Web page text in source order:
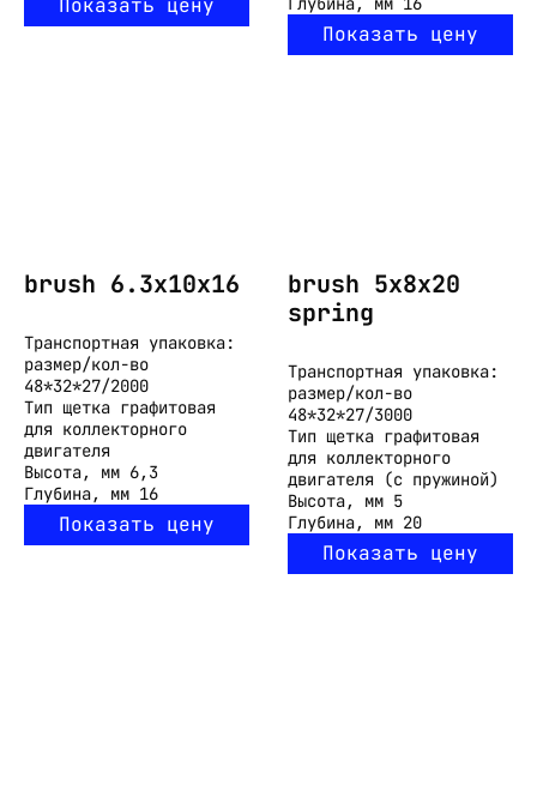
Показать цену
Показать цену
brush 6.3x10x16
Транспортная упаковка:
размер/кол-во
48*32*27/2000
Тип щетка графитовая
для коллекторного
двигателя
Высота, мм 6,3
Глубина, мм 16
Показать цену
brush 5x8x20
spring
Транспортная упаковка:
размер/кол-во
48*32*27/3000
Тип щетка графитовая
для коллекторного
двигателя (с пружиной)
Высота, мм 5
Глубина, мм 20
Показать цену